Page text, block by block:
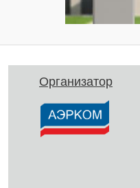
Организатор